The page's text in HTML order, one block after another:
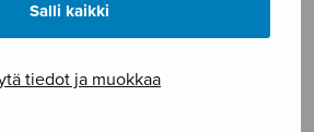
Salli kaikki
tiedot ja muokkaa
sopimuksen mukaan
krs.